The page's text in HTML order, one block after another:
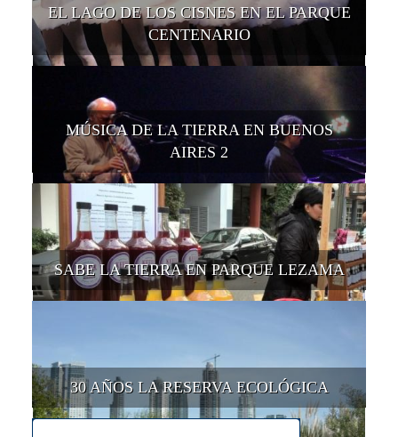
EL LAGO DE LOS CISNES EN EL PARQUE
CENTENARIO
MÚSICA DE LA TIERRA EN BUENOS
AIRES 2
SABE LA TIERRA EN PARQUE LEZAMA
30 AÑOS LA RESERVA ECOLÓGICA